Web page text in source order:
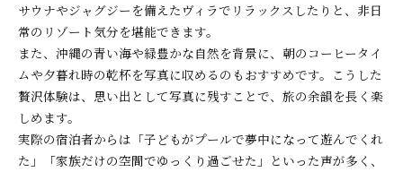
サウナやジャグジーを備えたヴィラでリラックスしたりと、非日
常のリゾート気分を堪能できます。
また、沖縄の青い海や緑豊かな自然を背景に、朝のコーヒータイ
ムや夕暮れ時の乾杯を写真に収めるのもおすすめです。こうした
贅沢体験は、思い出として写真に残すことで、旅の余韻を長く楽
しめます。
実際の宿泊者からは「子どもがプールで夢中になって遊んでくれ
た」「家族だけの空間でゆっくり過ごせた」といった声が多く、